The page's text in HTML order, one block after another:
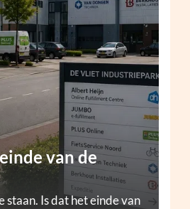
van de
staan. Is dat het einde van